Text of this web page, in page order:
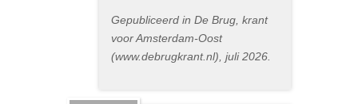
Gepubliceerd in De Brug, krant
voor Amsterdam-Oost
(www.debrugkrant.nl), juli 2026.